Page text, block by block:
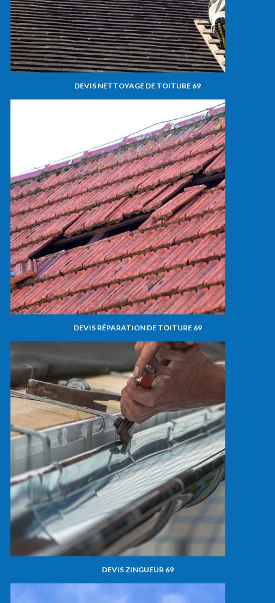
DEVIS NETTOYAGE DE TOITURE 69
DEVIS RÉPARATION DE TOITURE 69
DEVIS ZINGUEUR 69